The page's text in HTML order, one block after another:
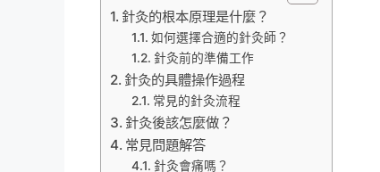
針灸的根本原理是什麼？
如何選擇合適的針灸師？
針灸前的準備工作
針灸的具體操作過程
常見的針灸流程
針灸後該怎麼做？
常見問題解答
針灸會痛嗎？